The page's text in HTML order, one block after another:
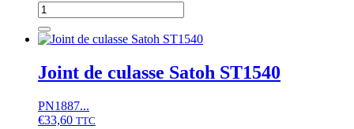
quantité
de
Joint
culasse
Iseki
Mitsubishi
MT,
Joint de culasse Satoh ST1540
PN1887...
€33,60 TTC